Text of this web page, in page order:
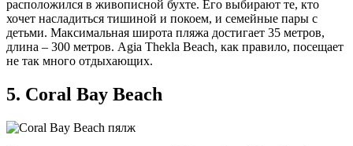
расположился в живописной бухте. Его выбирают те, кто
хочет насладиться тишиной и покоем, и семейные пары с
детьми. Максимальная широта пляжа достигает 35 метров,
длина – 300 метров. Agia Thekla Beach, как правило, посещает
не так много отдыхающих.
5. Coral Bay Beach